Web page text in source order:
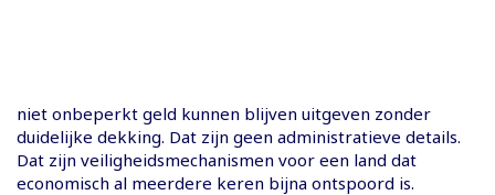
niet onbeperkt geld kunnen blijven uitgeven zonder
duidelijke dekking. Dat zijn geen administratieve details.
Dat zijn veiligheidsmechanismen voor een land dat
economisch al meerdere keren bijna ontspoord is.